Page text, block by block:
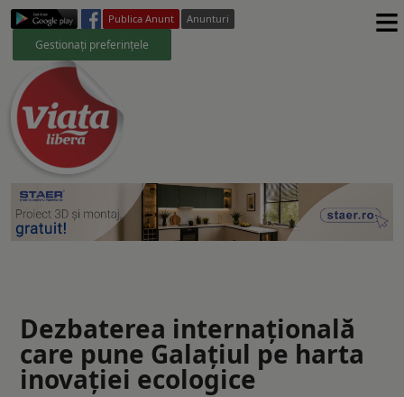
Publica Anunt Anunturi
Gestionați preferințele ≡
Dezbaterea internațională
care pune Galațiul pe harta
inovației ecologice